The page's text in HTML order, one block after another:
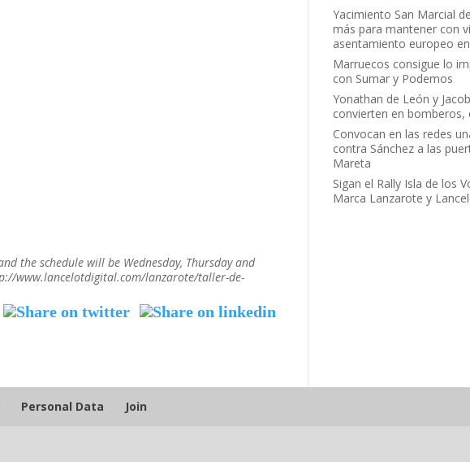
the schedule will be Wednesday, Thursday and
www.lancelotdigital.com/lanzarote/taller-de-
Yacimiento San Marcial
más para mantener con
asentamiento europeo
Marruecos consigue lo
con Sumar y Podemos
Yonathan de León y
convierten en bomberos,
Convocan en las redes
contra Sánchez a las
Mareta
Sigan el Rally Isla de los
Marca Lanzarote y
Personal Data Join